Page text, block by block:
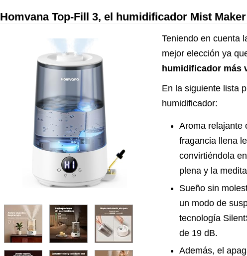
Homvana Top-Fill 3, el humidificador Mist
Teniendo en cuenta
mejor elección ya
humidificador más
En la siguiente lista
humidificador:
Aroma relajante
fragancia llena
convirtiéndola
plena y la
Sueño sin
un modo de
tecnología
de 19 dB.
Además, el